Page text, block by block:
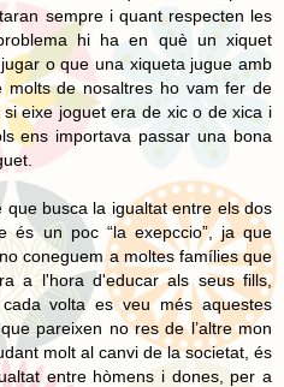
sempre i quant respecten les
hi ha en què un xiquet
o que una xiqueta jugue amb
molts de nosaltres ho vam fer de
eixe joguet era de xic o de xica i
ens importava passar una bona
que busca la igualtat entre els dos
és un poc “la exepccio”, ja que
coneguem a moltes famílies que
a l'hora d'educar als seus fills,
volta es veu més aquestes
pareixen no res de l’altre mon
molt al canvi de la societat, és
entre hòmens i dones, per a